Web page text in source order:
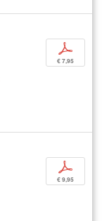
p
€ 7,95
p
€ 9,95